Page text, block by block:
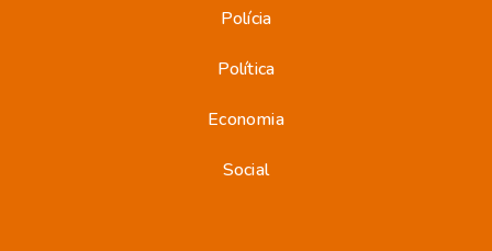
Polícia
Política
Economia
Social